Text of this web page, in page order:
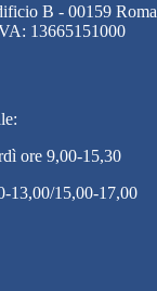
B - 00159 Roma
13665151000
ore 9,00-15,30
13,00/15,00-17,00